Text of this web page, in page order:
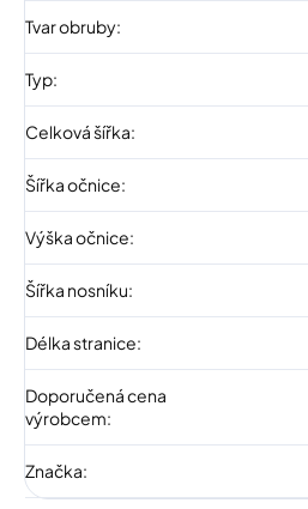
Tvar obruby:
Typ:
Celková šířka:
Šířka očnice:
Výška očnice:
Šířka nosníku:
Délka stranice:
Doporučená cena
výrobcem:
Značka: